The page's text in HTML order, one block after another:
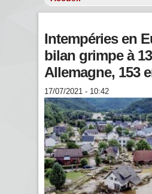
Intempéries en
bilan grimpe à
Allemagne, 153
17/07/2021 - 10:42